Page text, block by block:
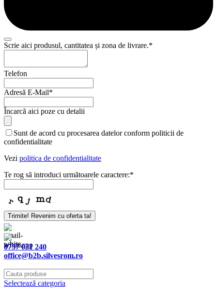
Scrie aici produsul, cantitatea și zona de livrare.*
Telefon
Adresă E-Mail*
Website
URL
Încarcă aici poze cu detalii
Sunt de acord cu procesarea datelor conform politicii de
confidentialitate
Vezi politica de confidentialitate
Te rog să introduci următoarele caractere:*
Trimite! Revenim cu oferta ta!
0757 031 240
office@b2b.silvesrom.ro
Selectează categoria